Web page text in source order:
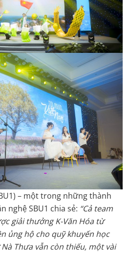
– một trong những thành
nghệ SBU1 chia sẻ: “Cả team
giải thưởng K-Văn Hóa từ
ủng hộ cho quỹ khuyến học
Thưa vẫn còn thiếu, một vài